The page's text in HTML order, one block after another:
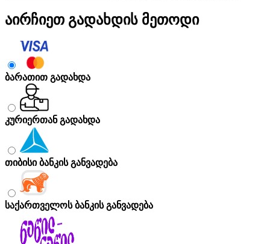
აირჩიეთ გადახდის მეთოდი
ბარათით გადახდა
კურიერთან გადახდა
თიბისი ბანკის განვადება
საქართველოს ბანკის განვადება